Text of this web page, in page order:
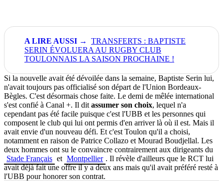
TRANSFERTS : BAPTISTE
SERIN ÉVOLUERA AU RUGBY CLUB
TOULONNAIS LA SAISON PROCHAINE !
Si la nouvelle avait été dévoilée dans la semaine, Baptiste Serin lui,
n'avait toujours pas officialisé son départ de l'Union Bordeaux-
Bègles. C'est désormais chose faite. Le demi de mêlée international
s'est confié à Canal +. Il dit assumer son choix, lequel n'a
cependant pas été facile puisque c'est l'UBB et les personnes qui
composent le club qui lui ont permis d'en arriver là où il est. Mais il
avait envie d'un nouveau défi. Et c'est Toulon qu'il a choisi,
notamment en raison de Patrice Collazo et Mourad Boudjellal. Les
deux hommes ont su le convaincre contrairement aux dirigeants du
Stade Français et Montpellier . Il révèle d'ailleurs que le RCT lui
avait déjà fait une offre il y a deux ans mais qu'il avait préféré resté à
l'UBB pour honorer son contrat.